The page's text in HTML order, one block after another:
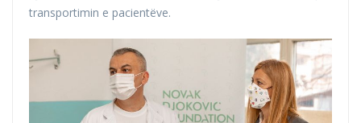
transportimin e pacientëve.